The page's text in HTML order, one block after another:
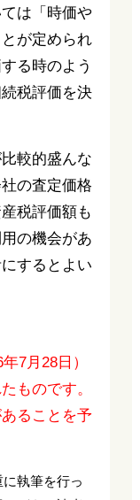
は「時価や
が定められ
る時のよう
税評価を決
較的盛んな
の査定価格
税評価額も
の機会があ
するとよい
7月28日）
ものです。
ることを予
執筆を行っ